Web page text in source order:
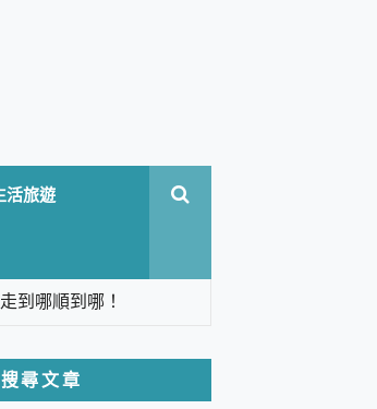
活旅遊
到哪順到哪！
畫質戶外攝影機 開箱 評
搜尋文章